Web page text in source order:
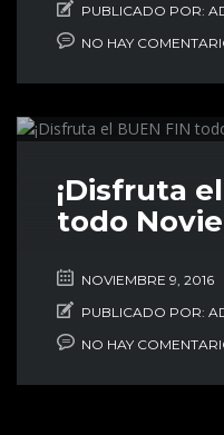
PUBLICADO POR:
NO HAY
¡Disfruta
todo
NOVIEMBRE 9, 2016
PUBLICADO POR:
NO HAY